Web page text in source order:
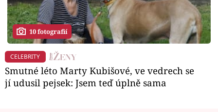
10 fotografií
CELEBRITY
Smutné léto Marty Kubišové, ve vedrech se
jí udusil pejsek: Jsem teď úplně sama